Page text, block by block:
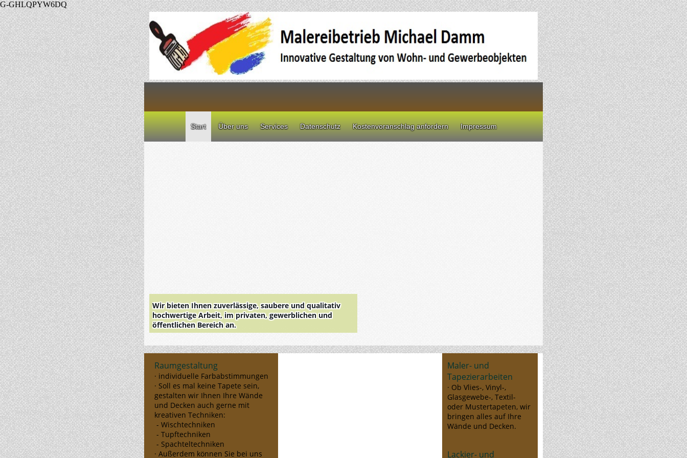
G-GHLQPYW6DQ
Start Über uns Services Datenschutz Kostenvoranschlag anfordern Impressum
Wir bieten Ihnen zuverlässige, saubere und qualitativ
hochwertige Arbeit, im privaten, gewerblichen und
öffentlichen Bereich an.
Raumgestaltung
· individuelle Farbabstimmungen
· Soll es mal keine Tapete sein,
gestalten wir Ihnen Ihre Wände
und Decken auch gerne mit
kreativen Techniken:
- Wischtechniken
- Tupftechniken
- Spachteltechniken
· Außerdem können Sie bei uns
Maler- und
Tapezierarbeiten
· Ob Vlies-, Vinyl-,
Glasgewebe-, Textil-
oder Mustertapeten, wir
bringen alles auf Ihre
Wände und Decken.
Lackier- und